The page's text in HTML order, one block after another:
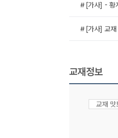
＃[가사] - 황
＃[가사] 교
교재정보
교재